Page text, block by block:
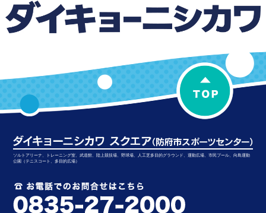
ソルトアリーナ、トレーニング室、武道館、陸上競技場、野球場、人工芝多目的グラウンド、運動広場、市民プール、向島運動
公園（テニスコート、多目的広場）